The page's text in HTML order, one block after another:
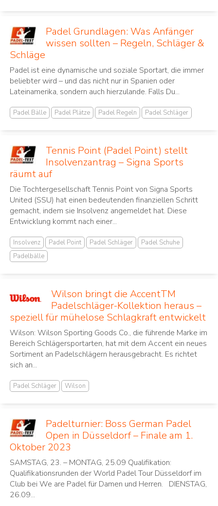
Padel Grundlagen: Was Anfänger
wissen sollten – Regeln, Schläger &
Schläge
Padel ist eine dynamische und soziale Sportart, die immer
beliebter wird – und das nicht nur in Spanien oder
Lateinamerika, sondern auch hierzulande. Falls Du...
Padel Bälle Padel Plätze Padel Regeln Padel Schläger
Tennis Point (Padel Point) stellt
Insolvenzantrag – Signa Sports
räumt auf
Die Tochtergesellschaft Tennis Point von Signa Sports
United (SSU) hat einen bedeutenden finanziellen Schritt
gemacht, indem sie Insolvenz angemeldet hat. Diese
Entwicklung kommt nach einer...
Insolvenz Padel Point Padel Schläger
Padel Schuhe
Padelbälle
Wilson bringt die AccentTM
Padelschläger-Kollektion heraus –
speziell für mühelose Schlagkraft entwickelt
Wilson: Wilson Sporting Goods Co., die führende Marke im
Bereich Schlägersportarten, hat mit dem Accent ein neues
Sortiment an Padelschlägern herausgebracht. Es richtet
sich an...
Padel Schläger Wilson
Padelturnier: Boss German Padel
Open in Düsseldorf – Finale am 1.
Oktober 2023
SAMSTAG, 23. – MONTAG, 25.09 Qualifikation:
Qualifikationsrunden der World Padel Tour Düsseldorf im
Club bei We are Padel für Damen und Herren. DIENSTAG,
26.09...